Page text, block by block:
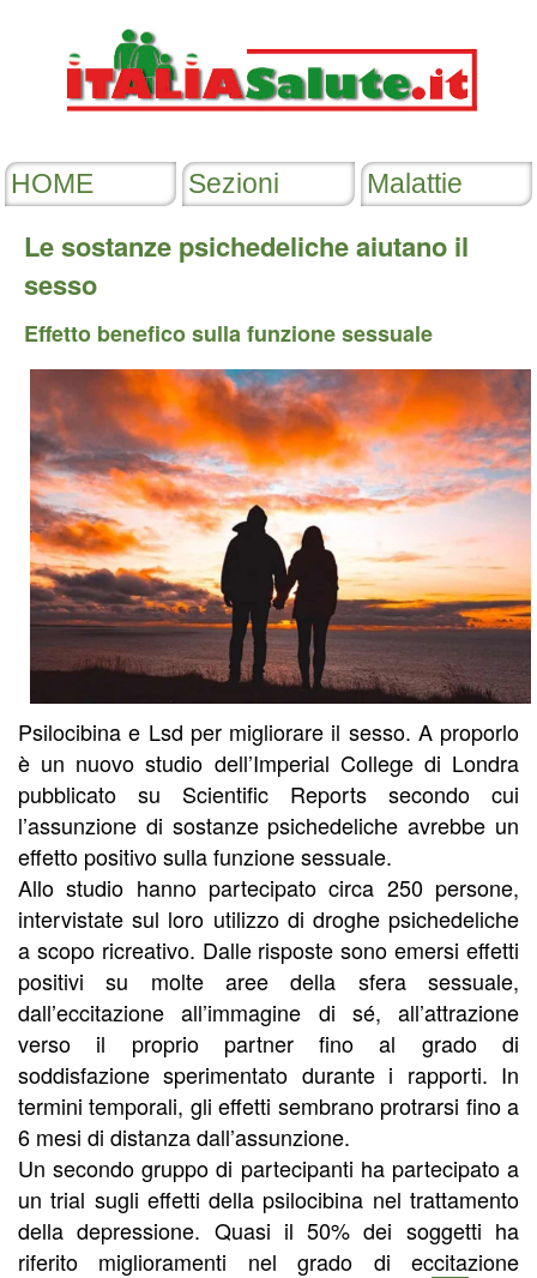
Le sostanze psichedeliche aiutano il
sesso
Effetto benefico sulla funzione sessuale
Psilocibina e Lsd per migliorare il sesso. A proporlo
è un nuovo studio dell’Imperial College di Londra
pubblicato su Scientific Reports secondo cui
l’assunzione di sostanze psichedeliche avrebbe un
effetto positivo sulla funzione sessuale.
Allo studio hanno partecipato circa 250 persone,
intervistate sul loro utilizzo di droghe psichedeliche
a scopo ricreativo. Dalle risposte sono emersi effetti
positivi su molte aree della sfera sessuale,
dall’eccitazione all’immagine di sé, all’attrazione
verso il proprio partner fino al grado di
soddisfazione sperimentato durante i rapporti. In
termini temporali, gli effetti sembrano protrarsi fino a
6 mesi di distanza dall’assunzione.
Un secondo gruppo di partecipanti ha partecipato a
un trial sugli effetti della psilocibina nel trattamento
della depressione. Quasi il 50% dei soggetti ha
riferito miglioramenti nel grado di eccitazione